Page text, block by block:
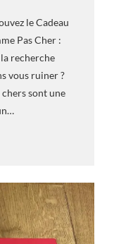
le Cadeau
Pas Cher :
recherche
vous ruiner ?
sont une